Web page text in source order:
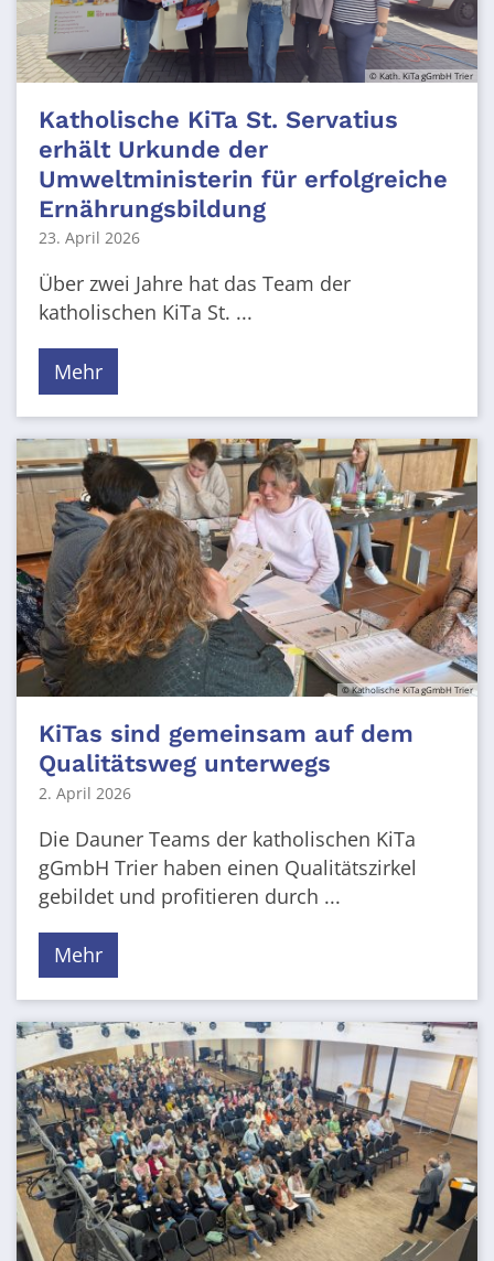
© Kath. KiTa gGmbH Trier
Katholische KiTa St. Servatius
erhält Urkunde der
Umweltministerin für erfolgreiche
Ernährungsbildung
23. April 2026
Über zwei Jahre hat das Team der
katholischen KiTa St. ...
Mehr
© Katholische KiTa gGmbH Trier
KiTas sind gemeinsam auf dem
Qualitätsweg unterwegs
2. April 2026
Die Dauner Teams der katholischen KiTa
gGmbH Trier haben einen Qualitätszirkel
gebildet und profitieren durch ...
Mehr